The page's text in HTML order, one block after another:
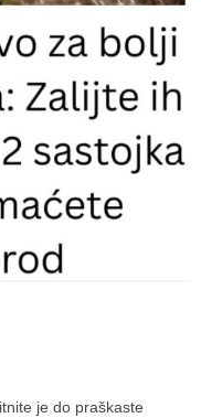
je do praškaste